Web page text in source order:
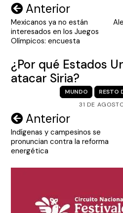
Navegación
de
entradas
Anterior
Mexicanos ya no están
interesados en los Juegos
Olímpicos: encuesta
¿Por qué Estados
atacar Siria?
MUNDO
RESTO
31 DE
Navegación
de
entradas
Anterior
Indígenas y campesinos se
pronuncian contra la reforma
energética